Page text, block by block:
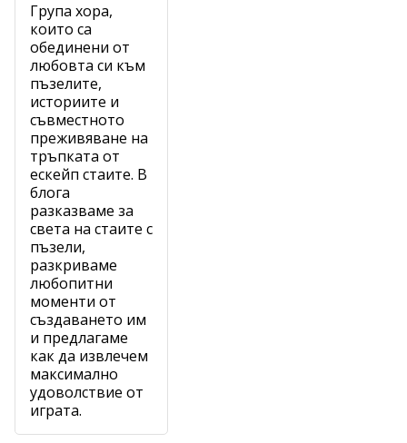
Група хора,
които са
обединени от
любовта си към
пъзелите,
историите и
съвместното
преживяване на
тръпката от
ескейп стаите. В
блога
разказваме за
света на стаите с
пъзели,
разкриваме
любопитни
моменти от
създаването им
и предлагаме
как да извлечем
максимално
удоволствие от
играта.